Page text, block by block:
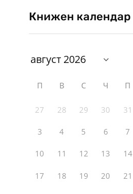
Книжен календар
П В С Ч П
27 28 29 30 31
3 4 5 6 7
10 11 12 13 14
17 18 19 20 21